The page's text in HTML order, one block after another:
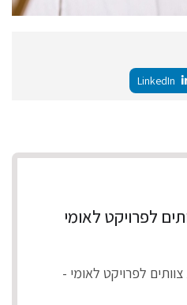
לפרויקט לאומי
לפרויקט לאומי -